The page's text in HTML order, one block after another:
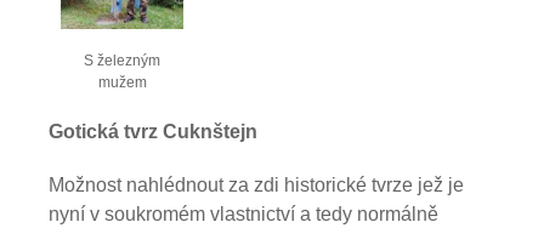
S železným
mužem
Gotická tvrz Cuknštejn
Možnost nahlédnout za zdi historické tvrze jež je
nyní v soukromém vlastnictví a tedy normálně